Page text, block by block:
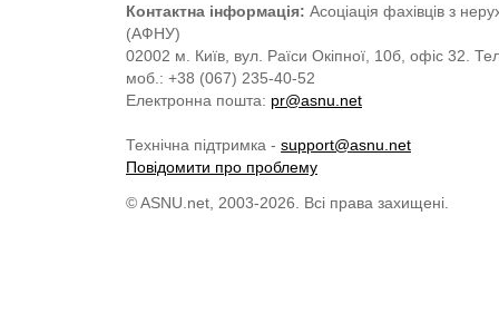
Контактна інформація: Асоціація фахівців з
(АФНУ)
02002 м. Київ, вул. Раїси Окіпної, 10б, офіс 32.
моб.: +38 (067) 235-40-52
Електронна пошта: pr@asnu.net
Технічна підтримка - support@asnu.net
Повідомити про проблему
© ASNU.net, 2003-2026. Всі права захищені.